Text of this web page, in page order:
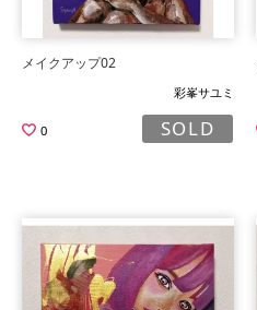
メイクアップ02
彩峯サユミ
0 SOLD